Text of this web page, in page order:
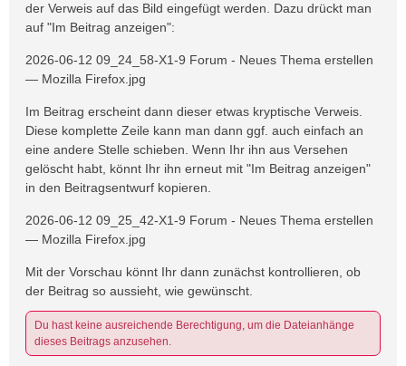
der Verweis auf das Bild eingefügt werden. Dazu drückt man
auf "Im Beitrag anzeigen":
2026-06-12 09_24_58-X1-9 Forum - Neues Thema erstellen
— Mozilla Firefox.jpg
Im Beitrag erscheint dann dieser etwas kryptische Verweis.
Diese komplette Zeile kann man dann ggf. auch einfach an
eine andere Stelle schieben. Wenn Ihr ihn aus Versehen
gelöscht habt, könnt Ihr ihn erneut mit "Im Beitrag anzeigen"
in den Beitragsentwurf kopieren.
2026-06-12 09_25_42-X1-9 Forum - Neues Thema erstellen
— Mozilla Firefox.jpg
Mit der Vorschau könnt Ihr dann zunächst kontrollieren, ob
der Beitrag so aussieht, wie gewünscht.
Du hast keine ausreichende Berechtigung, um die Dateianhänge
dieses Beitrags anzusehen.